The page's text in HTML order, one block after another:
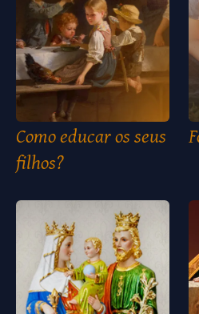
Como educar os seus
filhos?